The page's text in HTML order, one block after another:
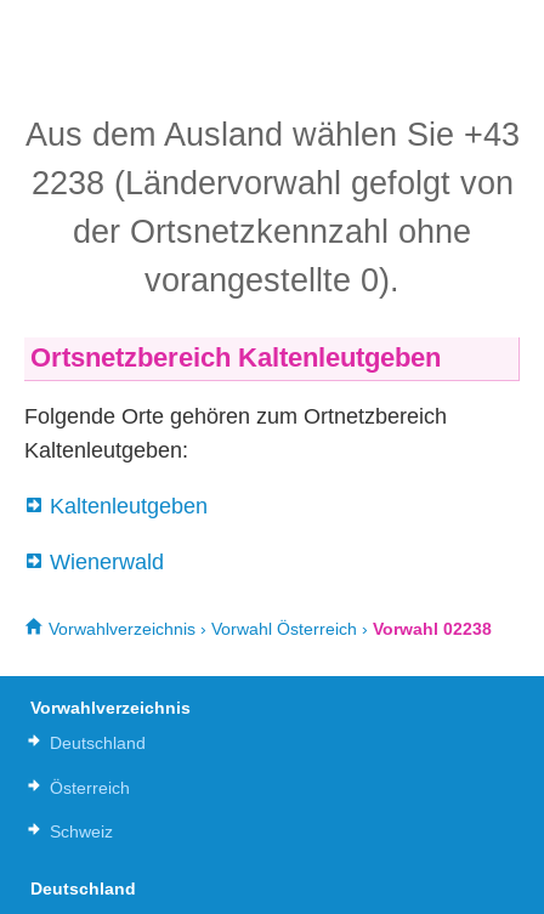
Aus dem Ausland wählen Sie +43
2238 (Ländervorwahl gefolgt von
der Ortsnetzkennzahl ohne
vorangestellte 0).
Ortsnetzbereich Kaltenleutgeben
Folgende Orte gehören zum Ortnetzbereich
Kaltenleutgeben:
Kaltenleutgeben
Wienerwald
Vorwahlverzeichnis › Vorwahl Österreich › Vorwahl 02238
Vorwahlverzeichnis
Deutschland
Österreich
Schweiz
Deutschland